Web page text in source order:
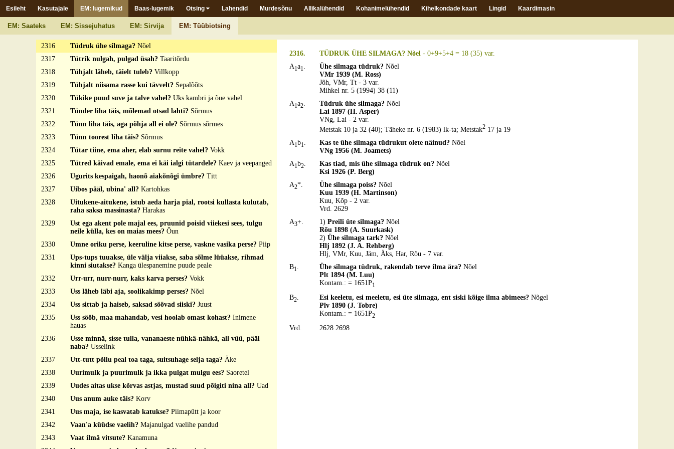
Esileht Kasutajale EM: lugemikud Baas-lugemik Otsing Lahendid Murdesõnu Allikalühendid Kohanimelühendid Kihelkondade kaart Lingid Kaardimasin
EM: Saateks EM: Sissejuhatus EM: Sirvija EM: Tüübiotsing
2313 Tölki-tölki rääbistölki, üle õue öörenstölki, vas vilistu tölki?
Koer
2315
Tüdruk istub, emand tellab?Kass ja kassi saba
2316
Tüdruk ühe silmaga? Nõel
2317
Tütrik nulgah, pulgad üsah? Taaritõrdu
2318
Tühjalt läheb, täielt tuleb? Villkopp
2319
Tühjalt niisama rasse kui tävvelt? Sepalõõts
2320
Tükike puud suve ja talve vahel? Uks kambri ja õue vahel
2321
Tünder liha täis, mõlemad otsad lahti? Sõrmus
2322
Tünn liha täis, aga põhja all ei ole? Sõrmus sõrmes
2323
Tünn toorest liha täis? Sõrmus
2324
Tütar tiine, ema aher, elab surnu reite vahel? Vokk
2325
Tütred käivad emale, ema ei käi ialgi tütardele? Kaev ja veepanged
2326
Ugurits kespaigah, haonõ aiakõnõgi ümbre? Titt
2327
Uibos pääl, ubina' all? Kartohkas
2328
Uitukene-aitukene, istub aeda harja pial, rootsi kullasta kulutab,
raha saksa massinasta? Harakas
2329
Ust ega akent pole majal ees, pruunid poisid viiekesi sees, tulgu
neile külla, kes on maias mees? Õun
2330
Umne oriku perse, keeruline kitse perse, vaskne vasika perse? Piip
2331
Ups-tups tuuakse, üle välja viiakse, saba sõlme lüüakse, rihmad
kinni siutakse? Kanga ülespanemine puude peale
2332
Urr-urr, nurr-nurr, kaks karva perses? Vokk
2333
Uss läheb läbi aja, soolikakimp perses? Nõel
2334
Uss sittab ja haiseb, saksad söövad siiski? Juust
2335
Uss sööb, maa mahandab, vesi hoolab omast kohast? Inimene
hauas
2336
Usse minnä, sisse tulla, vananaeste nühkä-nähkä, all vüü, pääl
naba? Usselink
2337
Utt-tutt põllu peal toa taga, suitsuhage selja taga? Äke
2338
Uurimulk ja puurimulk ja ikka pulgat mulgu ees? Saoretel
2339
Uudes aitas ukse kõrvas astjas, mustad suud põigiti nina all? Uad
2340
Uus anum auke täis? Korv
2341
Uus maja, ise kasvatab katukse? Piimapütt ja koor
2342
Vaan'a küüdse vaelih? Majanulgad vaelihe pandud
2343
Vaat ilmä vitsute? Kanamuna
2316. TÜDRUK ÜHE SILMAGA? Nõel - 0+9+5+4 = 18 (35) var.
A1a1. Ühe silmaga tüdruk? Nõel
VMr 1939 (M. Ross)
Jõh, VMr, Tt - 3 var.
Mihkel nr. 5 (1994) 38 (11)
A1a2. Tüdruk ühe silmaga? Nõel
Lai 1897 (H. Asper)
VNg, Lai - 2 var.
Metstak 10 ja 32 (40); Täheke nr. 6 (1983) lk-ta; Metstak2 17 ja 19
A1b1. Kas te ühe silmaga tüdrukut olete näinud? Nõel
VNg 1956 (M. Joamets)
A1b2. Kas tiad, mis ühe silmaga tüdruk on? Nõel
Ksi 1926 (P. Berg)
A2*. Ühe silmaga poiss? Nõel
Kuu 1939 (H. Martinson)
Kuu, Kõp - 2 var.
Vrd. 2629
A3+. 1) Preili üte silmaga? Nõel
Rõu 1898 (A. Suurkask)
2) Ühe silmaga tark? Nõel
Hlj 1892 (J. A. Rehberg)
Hlj, VMr, Kuu, Jäm, Äks, Har, Rõu - 7 var.
B1. Ühe silmaga tüdruk, rakendab terve ilma ära? Nõel
Plt 1894 (M. Luu)
Kontam.: = 1651P1
B2. Esi keeletu, esi meeletu, esi üte silmaga, ent siski kõige ilma abimees? Nõgel
Plv 1890 (J. Tobre)
Kontam.: = 1651P2
Vrd. 2628 2698